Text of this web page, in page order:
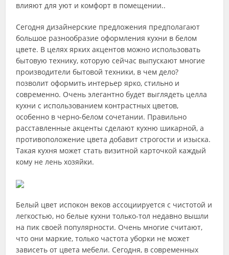
влияют для уют и комфорт в помещении..
Сегодня дизайнерские предложения предполагают
большое разнообразие оформления кухни в белом
цвете. В целях ярких акцентов можно использовать
бытовую технику, которую сейчас выпускают многие
производители бытовой техники, в чем дело?
позволит оформить интерьер ярко, стильно и
современно. Очень элегантно будет выглядеть целла
кухни с использованием контрастных цветов,
особенно в черно-белом сочетании. Правильно
расставленные акценты сделают кухню шикарной, а
противоположение цвета добавит строгости и изыска.
Такая кухня может стать визитной карточкой каждый
кому не лень хозяйки.
Белый цвет испокон веков ассоциируется с чистотой и
легкостью, но белые кухни только-тол недавно вышли
на пик своей популярности. Очень многие считают,
что они маркие, только частота уборки не может
зависеть от цвета мебели. Сегодня, в современных